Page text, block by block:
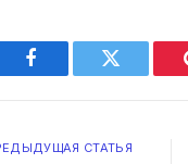
Facebook Twitter
СТАТЬЯ